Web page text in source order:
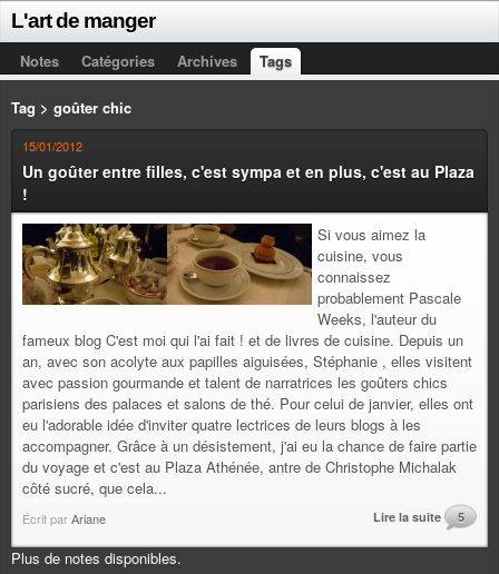
L'art de manger
Notes Catégories Archives Tags
Tag > goûter chic
15/01/2012
Un goûter entre filles, c'est sympa et en plus, c'est au Plaza
!
Si vous aimez la
cuisine, vous
connaissez
probablement Pascale
Weeks, l'auteur du
fameux blog C'est moi qui l'ai fait ! et de livres de cuisine. Depuis un
an, avec son acolyte aux papilles aiguisées, Stéphanie , elles visitent
avec passion gourmande et talent de narratrices les goûters chics
parisiens des palaces et salons de thé. Pour celui de janvier, elles ont
eu l'adorable idée d'inviter quatre lectrices de leurs blogs à les
accompagner. Grâce à un désistement, j'ai eu la chance de faire partie
du voyage et c'est au Plaza Athénée, antre de Christophe Michalak
côté sucré, que cela...
Écrit parAriane Lire la suite 5
Plus de notes disponibles.